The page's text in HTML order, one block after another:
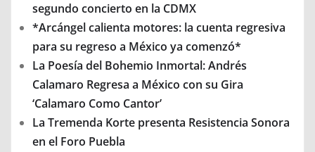
segundo concierto en la CDMX
*Arcángel calienta motores: la cuenta regresiva
para su regreso a México ya comenzó*
La Poesía del Bohemio Inmortal: Andrés
Calamaro Regresa a México con su Gira
‘Calamaro Como Cantor’
La Tremenda Korte presenta Resistencia Sonora
en el Foro Puebla